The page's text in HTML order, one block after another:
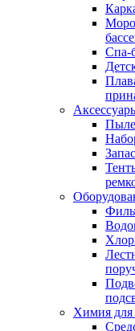
Спа-
Химия для